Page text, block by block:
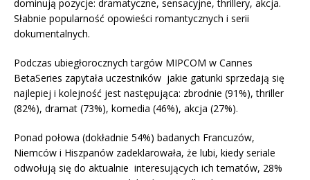
dominują pozycje: dramatyczne, sensacyjne, thrillery, akcja.
Słabnie popularność opowieści romantycznych i serii
dokumentalnych.
Podczas ubiegłorocznych targów MIPCOM w Cannes
BetaSeries zapytała uczestników jakie gatunki sprzedają się
najlepiej i kolejność jest następująca: zbrodnie (91%), thriller
(82%), dramat (73%), komedia (46%), akcja (27%).
Ponad połowa (dokładnie 54%) badanych Francuzów,
Niemców i Hiszpanów zadeklarowała, że lubi, kiedy seriale
odwołują się do aktualnie interesujących ich tematów, 28%